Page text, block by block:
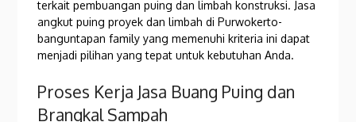
terkait pembuangan puing dan limbah konstruksi. Jasa
angkut puing proyek dan limbah di Purwokerto-
banguntapan family yang memenuhi kriteria ini dapat
menjadi pilihan yang tepat untuk kebutuhan Anda.
Proses Kerja Jasa Buang Puing dan
Brangkal Sampah